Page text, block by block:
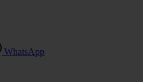
WhatsApp